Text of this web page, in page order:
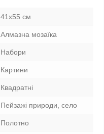
41x55 см
Алмазна мозаїка
Набори
Картини
Квадратні
Пейзажі природи, село
Полотно